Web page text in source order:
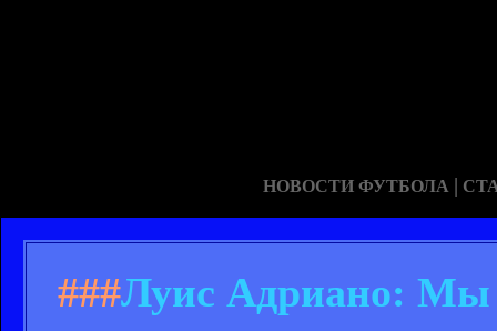
НОВОСТИ ФУТБОЛА |
###Луис Адриано: Мы